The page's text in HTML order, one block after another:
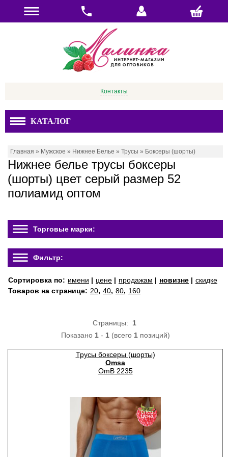
Контакты
КАТАЛОГ
Главная » Мужское » Нижнее Белье » Трусы » Боксеры (шорты)
Нижнее белье трусы боксеры
(шорты) цвет серый размер 52
полиамид оптом
Торговые марки:
Фильтр:
Сортировка по: имени | цене | продажам | новизне | скидке
Товаров на странице: 20, 40, 80, 160
Страницы: 1
Показано 1- 1(всего 1позиций)
Трусы боксеры (шорты)
Omsa
OmB 2235
спец
цена